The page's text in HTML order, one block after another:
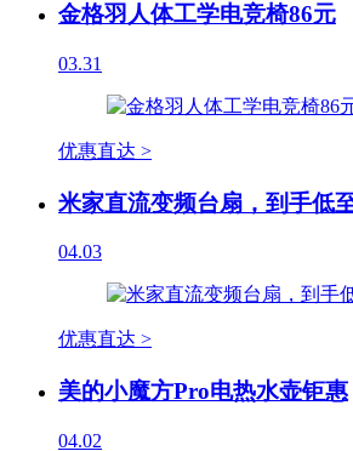
金格羽人体工学电竞椅86元
03.31
优惠直达 >
米家直流变频台扇，到手低
04.03
优惠直达 >
美的小魔方Pro电热水壶钜惠
04.02